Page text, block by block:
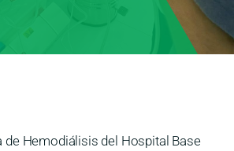
de Hemodiálisis del Hospital Base